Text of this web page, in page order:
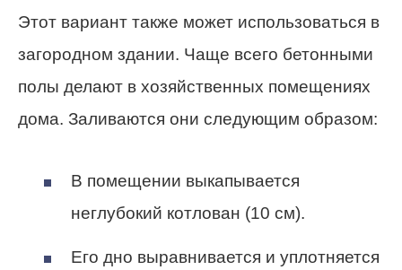
Этот вариант также может использоваться в
загородном здании. Чаще всего бетонными
полы делают в хозяйственных помещениях
дома. Заливаются они следующим образом:
В помещении выкапывается
неглубокий котлован (10 см).
Его дно выравнивается и уплотняется